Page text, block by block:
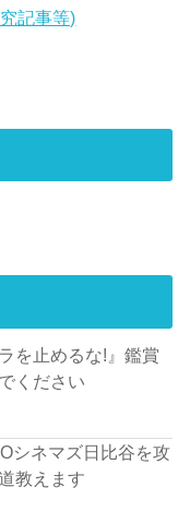
記事等)
を止めるな!』鑑賞
ください
シネマズ日比谷を攻
教えます